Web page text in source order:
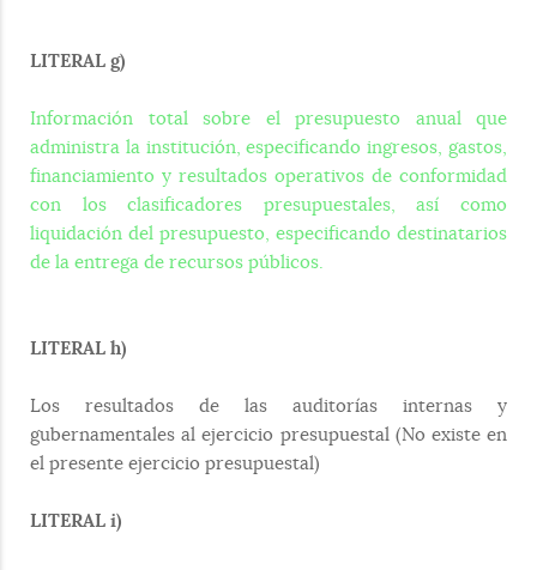
LITERAL g)
Información total sobre el presupuesto anual que
administra la institución, especificando ingresos, gastos,
financiamiento y resultados operativos de conformidad
con los clasificadores presupuestales, así como
liquidación del presupuesto, especificando destinatarios
de la entrega de recursos públicos.
LITERAL h)
Los resultados de las auditorías internas y
gubernamentales al ejercicio presupuestal (No existe en
el presente ejercicio presupuestal)
LITERAL i)